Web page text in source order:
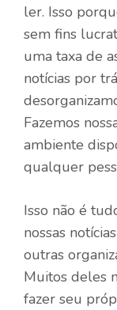
ler. Isso
sem fins
uma taxa de
notícias por
Fazemos
ambiente
qualquer
Isso não é
nossas
outras
Muitos deles
fazer seu